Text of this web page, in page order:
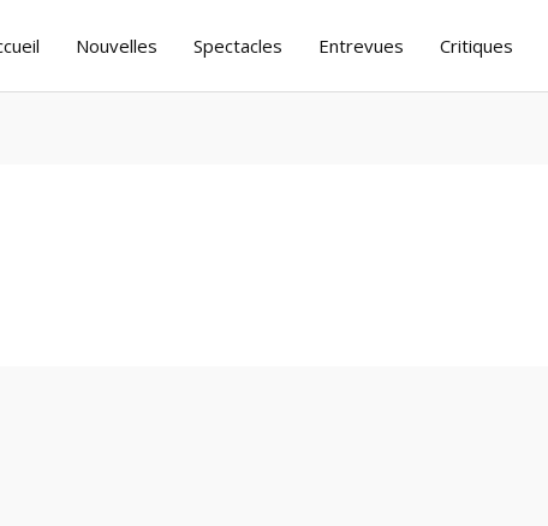
Nouvelles Spectacles Entrevues Critiques